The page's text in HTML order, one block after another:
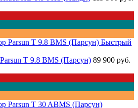
Быстрый
T 9.8 BMS (Парсун) 89 900 руб.